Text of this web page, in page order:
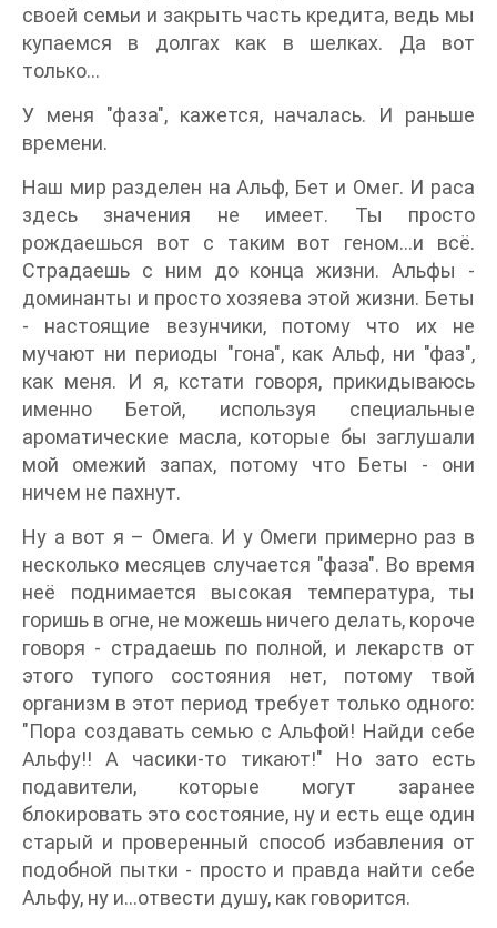
своей семьи и закрыть часть кредита, ведь мы
купаемся в долгах как в шелках. Да вот
только...
У меня "фаза", кажется, началась. И раньше
времени.
Наш мир разделен на Альф, Бет и Омег. И раса
здесь значения не имеет. Ты просто
рождаешься вот с таким вот геном...и всё.
Страдаешь с ним до конца жизни. Альфы -
доминанты и просто хозяева этой жизни. Беты
- настоящие везунчики, потому что их не
мучают ни периоды "гона", как Альф, ни "фаз",
как меня. И я, кстати говоря, прикидываюсь
именно Бетой, используя специальные
ароматические масла, которые бы заглушали
мой омежий запах, потому что Беты - они
ничем не пахнут.
Ну а вот я – Омега. И у Омеги примерно раз в
несколько месяцев случается "фаза". Во время
неё поднимается высокая температура, ты
горишь в огне, не можешь ничего делать, короче
говоря - страдаешь по полной, и лекарств от
этого тупого состояния нет, потому твой
организм в этот период требует только одного:
"Пора создавать семью с Альфой! Найди себе
Альфу!! А часики-то тикают!" Но зато есть
подавители, которые могут заранее
блокировать это состояние, ну и есть еще один
старый и проверенный способ избавления от
подобной пытки - просто и правда найти себе
Альфу, ну и...отвести душу, как говорится.